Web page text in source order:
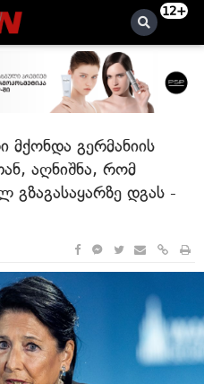
12+
მქონდა გერმანიის
აღნიშნა, რომ
დგას -